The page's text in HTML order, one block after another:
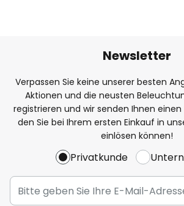
Newsletter
Verpassen Sie keine unserer besten
Aktionen und die neusten
registrieren und wir senden Ihnen einen
den Sie bei Ihrem ersten Einkauf in
einlösen können!
Privatkunde